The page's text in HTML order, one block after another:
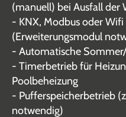
(manuell) bei Ausfall der
- KNX, Modbus oder
(Erweiterungsmodul
- Automatische
- Timerbetrieb für
Poolbeheizung
- Pufferspeicherbetrieb
notwendig)